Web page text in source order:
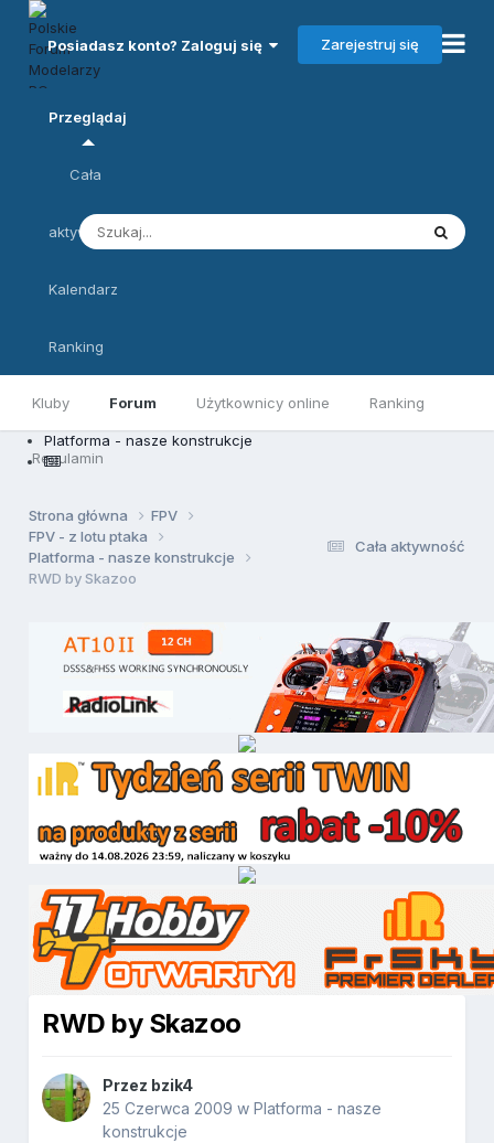
Posiadasz konto? Zaloguj się Zarejestruj się
Przeglądaj
Kluby Forum Użytkownicy online Ranking
Regulamin
Cała
aktywność
Kalendarz
Ranking
Platforma - nasze konstrukcje
Cała aktywność
Strona główna
FPV
FPV - z lotu ptaka
Platforma - nasze konstrukcje
RWD by Skazoo
RWD by Skazoo
Przez bzik4
25 Czerwca 2009 wPlatforma - nasze
konstrukcje